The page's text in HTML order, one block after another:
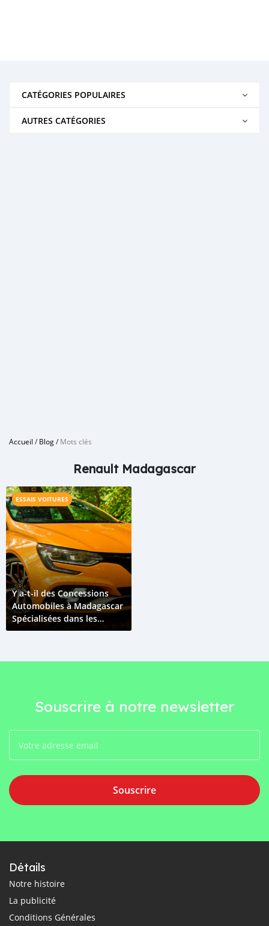
CATÉGORIES POPULAIRES
AUTRES CATÉGORIES
Accueil /Blog/Mots clés
Renault Madagascar
ESSAIS VOITURES
Y a-t-il des Concessions
Automobiles à Madagascar
Spécialisées dans les
Voitures Renault?
Souscrire à notre newsletter
Souscrire
Détails
Notre histoire
La publicité
Conditions Générales